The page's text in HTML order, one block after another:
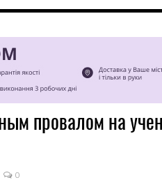
провалом на
0